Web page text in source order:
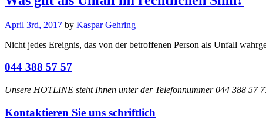
April 3rd, 2017 by Kaspar Gehring
Nicht jedes Ereignis, das von der betroffenen Person als Unfall
044 388 57 57
Unsere HOTLINE steht Ihnen unter der Telefonnummer 044 388 57
Kontaktieren Sie uns schriftlich